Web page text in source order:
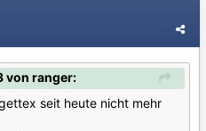
von ranger:
seit heute nicht mehr